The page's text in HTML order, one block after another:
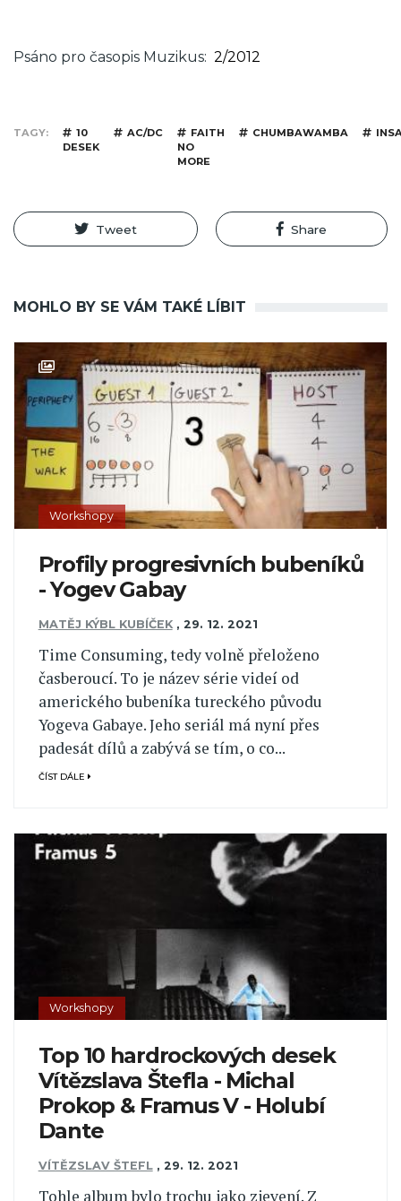
Psáno pro časopis Muzikus 2/2012
TAGY
10
DESEK
AC/DC
FAITH
NO
MORE
CHUMBAWAMBA
Tweet Share
MOHLO BY SE VÁM TAKÉ LÍBIT
Workshopy
Profily progresivních bubeníků
- Yogev Gabay
MATĚJ KÝBL KUBÍČEK , 29. 12. 2021
Time Consuming, tedy volně přeloženo
časberoucí. To je název série videí od
amerického bubeníka tureckého původu
Yogeva Gabaye. Jeho seriál má nyní přes
padesát dílů a zabývá se tím, o co...
ČÍST DÁLE
Workshopy
Top 10 hardrockových desek
Vítězslava Štefla - Michal
Prokop & Framus V - Holubí
Dante
VÍTĚZSLAV ŠTEFL , 29. 12. 2021
Tohle album bylo trochu jako zjevení. Z